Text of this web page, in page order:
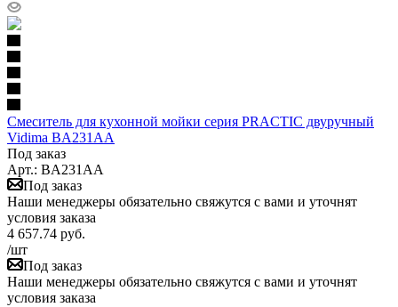
Смеситель для кухонной мойки серия PRACTIC двуручный
Vidima BA231AA
Под заказ
Арт.: BA231AA
Под заказ
Наши менеджеры обязательно свяжутся с вами и уточнят
условия заказа
4 657.74 руб.
/шт
Под заказ
Наши менеджеры обязательно свяжутся с вами и уточнят
условия заказа